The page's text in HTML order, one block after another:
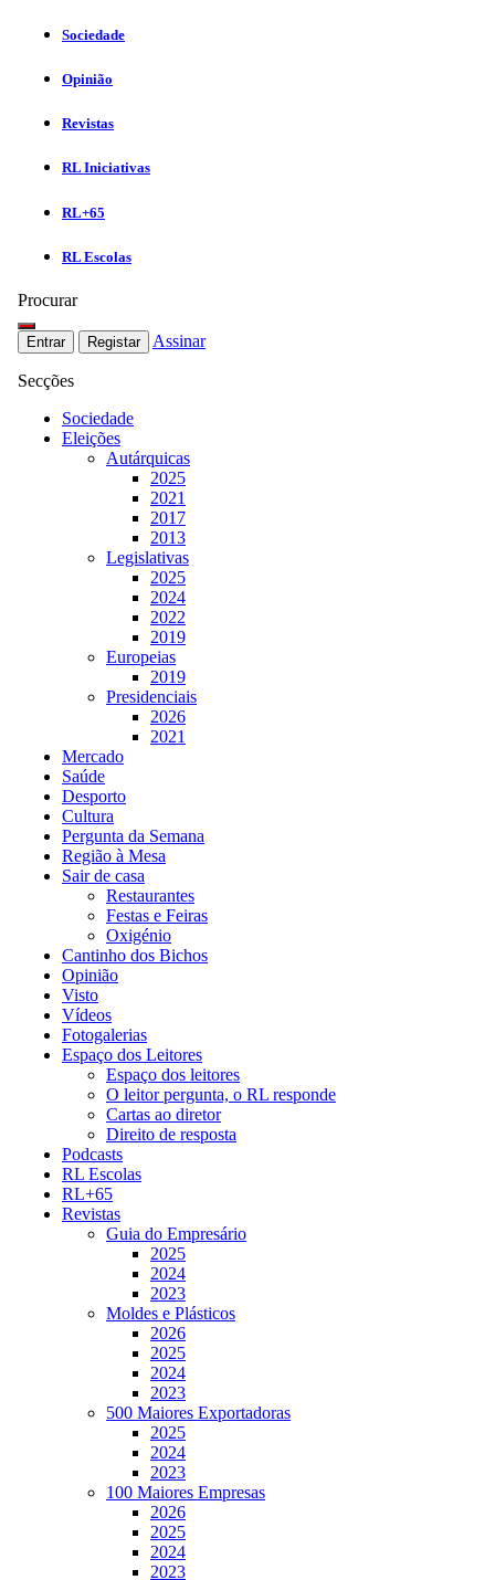
Sociedade
Opinião
Revistas
RL Iniciativas
RL+65
RL Escolas
Procurar
Entrar Registar Assinar
Secções
Sociedade
Eleições
Autárquicas
2025
2021
2017
2013
Legislativas
2025
2024
2022
2019
Europeias
2019
Presidenciais
2026
2021
Mercado
Saúde
Desporto
Cultura
Pergunta da Semana
Região à Mesa
Sair de casa
Restaurantes
Festas e Feiras
Oxigénio
Cantinho dos Bichos
Opinião
Visto
Vídeos
Fotogalerias
Espaço dos Leitores
Espaço dos leitores
O leitor pergunta, o RL responde
Cartas ao diretor
Direito de resposta
Podcasts
RL Escolas
RL+65
Revistas
Guia do Empresário
2025
2024
2023
Moldes e Plásticos
2026
2025
2024
2023
500 Maiores Exportadoras
2025
2024
2023
100 Maiores Empresas
2026
2025
2024
2023